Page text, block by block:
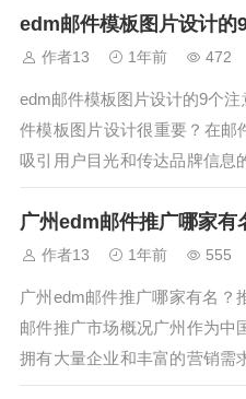
关键。本文将围绕edm邮件插
享7个实用的优化方法...
edm邮件模板图片设计的
作者13 1年前 472
edm邮件模板图片设计的9个
件模板图片设计很重要？在邮
吸引用户目光和传达品牌信息
不仅能提升邮件的视觉吸引力
此，掌握图片设计的注意事项
销模板至关重要。二、9...
广州edm邮件推广哪家有
作者13 1年前 555
广州edm邮件推广哪家有名？
邮件推广市场概况广州作为中
拥有大量企业和丰富的营销需
州edm邮件推广哪家有名成为